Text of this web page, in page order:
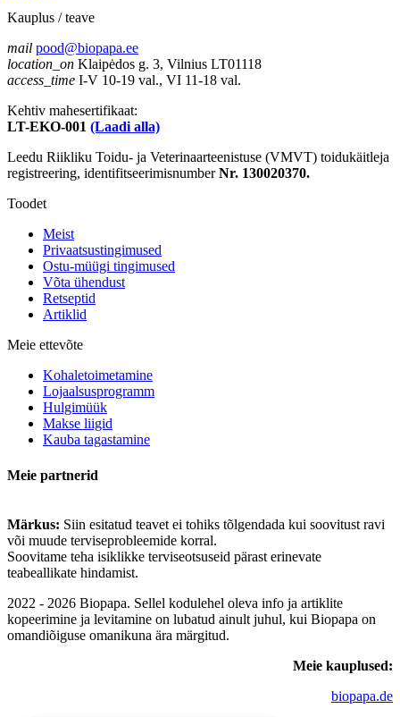
Kauplus / teave
mail pood@biopapa.ee
location_on Klaipėdos g. 3, Vilnius LT01118
access_time I-V 10-19 val., VI 11-18 val.
Kehtiv mahesertifikaat:
LT-EKO-001 (Laadi alla)
Leedu Riikliku Toidu- ja Veterinaarteenistuse (VMVT) toidukäitleja
registreering, identifitseerimisnumberNr. 130020370.
Toodet
Meist
Privaatsustingimused
Ostu-müügi tingimused
Võta ühendust
Retseptid
Artiklid
Meie ettevõte
Kohaletoimetamine
Lojaalsusprogramm
Hulgimüük
Makse liigid
Kauba tagastamine
Meie partnerid
Märkus: Siin esitatud teavet ei tohiks tõlgendada kui soovitust ravi
või muude terviseprobleemide korral.
Soovitame teha isiklikke terviseotsuseid pärast erinevate
teabeallikate hindamist.
2022 - 2026 Biopapa. Sellel kodulehel oleva info ja artiklite
kopeerimine ja levitamine on lubatud ainult juhul, kui Biopapa on
omandiõiguse omanikuna ära märgitud.
Meie kauplused:
biopapa.de